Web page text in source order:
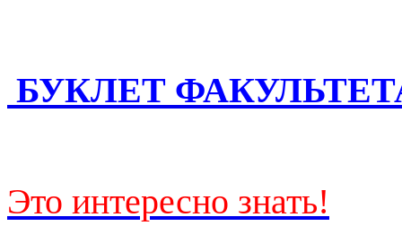
БУКЛЕТ
Это интересно знать!